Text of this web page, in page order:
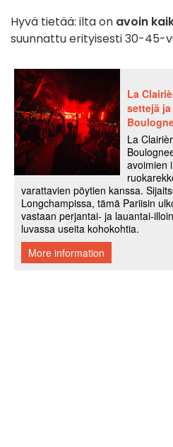
Hyvä tietää: ilta on avoin
suunnattu erityisesti 30-45-